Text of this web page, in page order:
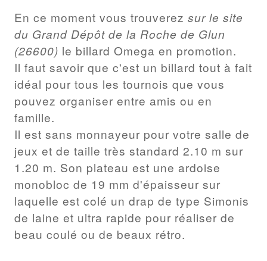
En ce moment vous trouverez sur le site
du Grand Dépôt de la Roche de Glun
(26600) le billard Omega en promotion.
Il faut savoir que c'est un billard tout à fait
idéal pour tous les tournois que vous
pouvez organiser entre amis ou en
famille.
Il est sans monnayeur pour votre salle de
jeux et de taille très standard 2.10 m sur
1.20 m. Son plateau est une ardoise
monobloc de 19 mm d'épaisseur sur
laquelle est colé un drap de type Simonis
de laine et ultra rapide pour réaliser de
beau coulé ou de beaux rétro.